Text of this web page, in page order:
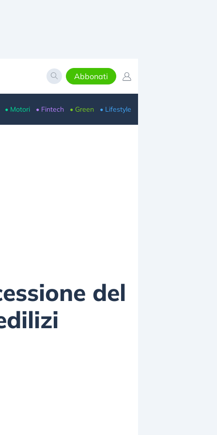
Abbonati
• Motori • Fintech • Green • Lifestyle
del